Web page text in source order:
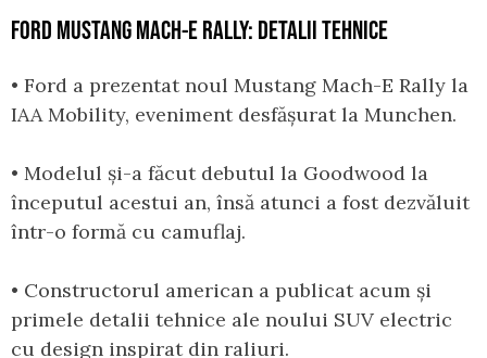
FORD MUSTANG MACH-E RALLY: DETALII TEHNICE
• Ford a prezentat noul Mustang Mach-E Rally la
IAA Mobility, eveniment desfășurat la Munchen.
• Modelul și-a făcut debutul la Goodwood la
începutul acestui an, însă atunci a fost dezvăluit
într-o formă cu camuflaj.
• Constructorul american a publicat acum și
primele detalii tehnice ale noului SUV electric
cu design inspirat din raliuri.